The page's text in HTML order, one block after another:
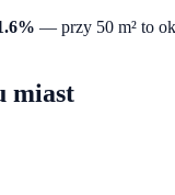
% — przy 50 m² to
miast